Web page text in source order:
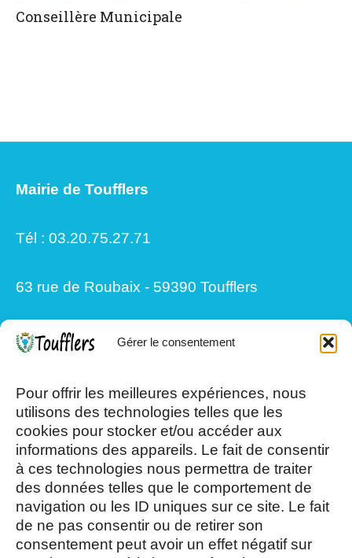
Gérer le consentement
Pour offrir les meilleures expériences, nous
utilisons des technologies telles que les
cookies pour stocker et/ou accéder aux
informations des appareils. Le fait de consentir
à ces technologies nous permettra de traiter
des données telles que le comportement de
navigation ou les ID uniques sur ce site. Le fait
de ne pas consentir ou de retirer son
consentement peut avoir un effet négatif sur
Conseillère Municipale
Mairie de Toufflers
Tél : 03.20.75.27.71
63 rue de Roubaix - 59390 Toufflers
13h30/17h15
Mercredi et Samedi : 8h- 12h